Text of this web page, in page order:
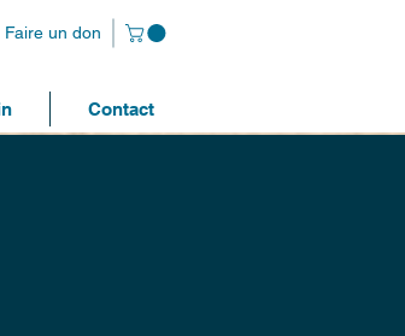
Faire un don
Contact